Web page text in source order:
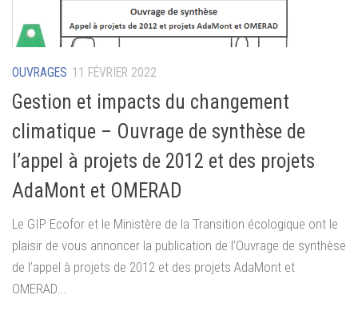
OUVRAGES 11 FÉVRIER 2022
Gestion et impacts du changement
climatique – Ouvrage de synthèse de
l’appel à projets de 2012 et des projets
AdaMont et OMERAD
Le GIP Ecofor et le Ministère de la Transition écologique ont le
plaisir de vous annoncer la publication de l’Ouvrage de synthèse
de l’appel à projets de 2012 et des projets AdaMont et
OMERAD...